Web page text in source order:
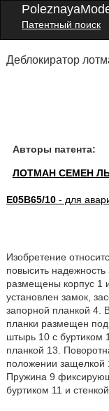
Патентный поиск
Деблокиратор
Авторы патента:
ЛОТМАН СЕМЕН
E05B65/10- для
Изобретение
повысить
размещены корпус 1
установлен замок,
запорной планкой 4.
планки размещен
штырь 10 с буртиком
планкой 13.
положении защелкой
Пружина 9
буртиком 11 и